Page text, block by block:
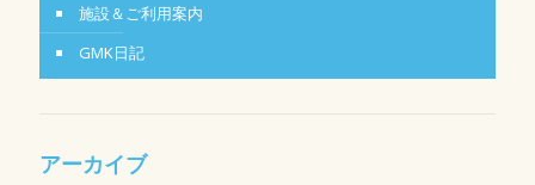
施設＆ご利用案内
GMK日記
アーカイブ